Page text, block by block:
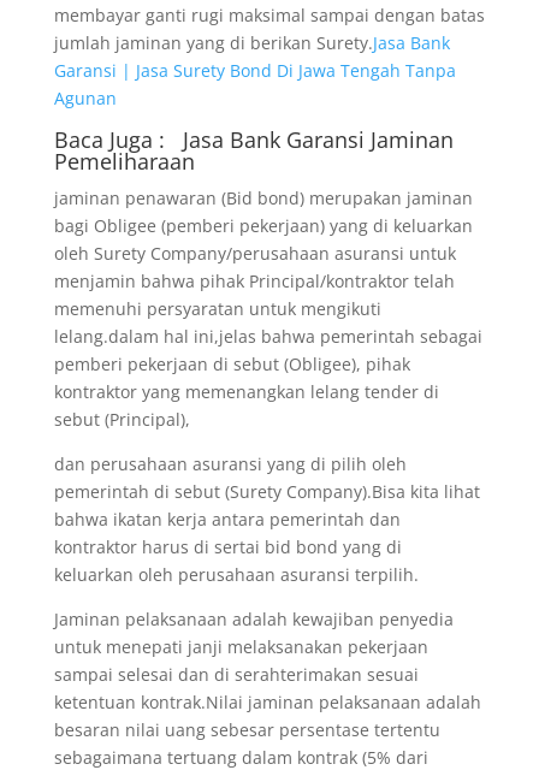
membayar ganti rugi maksimal sampai dengan batas
jumlah jaminan yang di berikan Surety.Jasa Bank
Garansi | Jasa Surety Bond Di Jawa Tengah Tanpa
Agunan
Baca Juga : Jasa Bank Garansi Jaminan
Pemeliharaan
jaminan penawaran (Bid bond) merupakan jaminan
bagi Obligee (pemberi pekerjaan) yang di keluarkan
oleh Surety Company/perusahaan asuransi untuk
menjamin bahwa pihak Principal/kontraktor telah
memenuhi persyaratan untuk mengikuti
lelang.dalam hal ini,jelas bahwa pemerintah sebagai
pemberi pekerjaan di sebut (Obligee), pihak
kontraktor yang memenangkan lelang tender di
sebut (Principal),
dan perusahaan asuransi yang di pilih oleh
pemerintah di sebut (Surety Company).Bisa kita lihat
bahwa ikatan kerja antara pemerintah dan
kontraktor harus di sertai bid bond yang di
keluarkan oleh perusahaan asuransi terpilih.
Jaminan pelaksanaan adalah kewajiban penyedia
untuk menepati janji melaksanakan pekerjaan
sampai selesai dan di serahterimakan sesuai
ketentuan kontrak.Nilai jaminan pelaksanaan adalah
besaran nilai uang sebesar persentase tertentu
sebagaimana tertuang dalam kontrak (5% dari